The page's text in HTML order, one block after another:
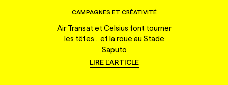
CAMPAGNES ET CRÉATIVITÉ
Air Transat et Celsius font tourner
les têtes... et la roue au Stade
Saputo
LIRE L'ARTICLE